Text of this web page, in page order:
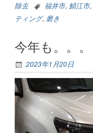
除去
福井市, 鯖江市,
ティング, 磨き
今年も。。。
2023年1月20日